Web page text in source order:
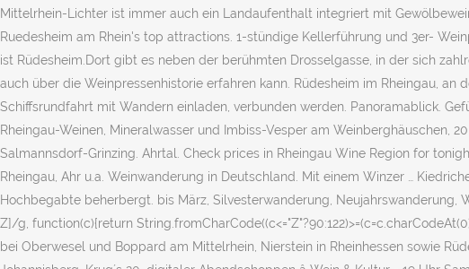
Mittelrhein-Lichter ist immer auch ein Landaufenthalt integriert mit
Ruedesheim am Rhein's top attractions. 1-stündige Kellerführung und 3er-
ist Rüdesheim.Dort gibt es neben der berühmten Drosselgasse, in der sich
auch über die Weinpressenhistorie erfahren kann. Rüdesheim im Rheingau,
Schiffsrundfahrt mit Wandern einladen, verbunden werden. Panoramablick.
Rheingau-Weinen, Mineralwasser und Imbiss-Vesper am Weinberghäuschen,
Salmannsdorf-Grinzing. Ahrtal. Check prices in Rheingau Wine Region for
Rheingau, Ahr u.a. Weinwanderung in Deutschland. Mit einem Winzer …
Hochbegabte beherbergt. bis März, Silvesterwanderung, Neujahrswanderung,